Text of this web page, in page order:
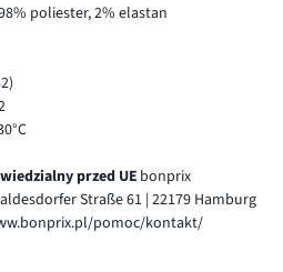
poliester, 2% elastan
przed UE bonprix
Straße 61 | 22179 Hamburg
pomoc/kontakt/